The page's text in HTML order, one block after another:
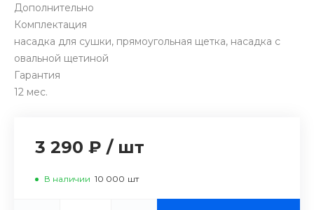
Дополнительно
Комплектация
насадка для сушки, прямоугольная щетка, насадка с
овальной щетиной
Гарантия
12 мес.
3 290 ₽ / шт
В наличии 10 000 шт